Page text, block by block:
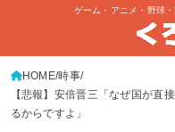
ゲーム・アニメ・野球
HOME 時事
【悲報】安倍晋三「なぜ国が直
るからですよ」